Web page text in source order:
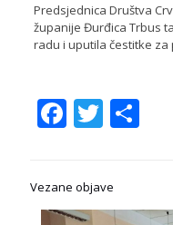
Predsjednica Društva
županije Đurđica Trbus
radu i uputila čestitke
Vezane objave